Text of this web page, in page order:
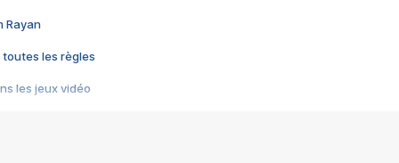
Rayan
toutes les règles
les jeux vidéo